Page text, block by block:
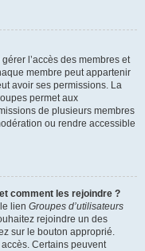
l’accès des membres et
membre peut appartenir
avoir ses permissions. La
permet aux
de plusieurs membres
ou rendre accessible
comment les rejoindre ?
lien Groupes d’utilisateurs
rejoindre un des
sur le bouton approprié.
Certains peuvent